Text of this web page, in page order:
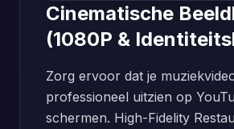
Cinematische
(1080P &
Zorg ervoor dat je
professioneel uitzien op
schermen. High-Fidelity